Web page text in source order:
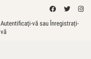
Autentificați-vă sau Înregistrați-
vă